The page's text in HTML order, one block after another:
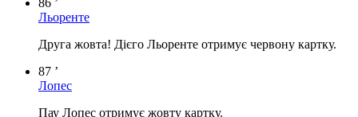
Льоренте
Друга жовта! Дієго Льоренте отримує червону картку.
87 ’
Лопес
Пау Лопес отримує жовту картку.